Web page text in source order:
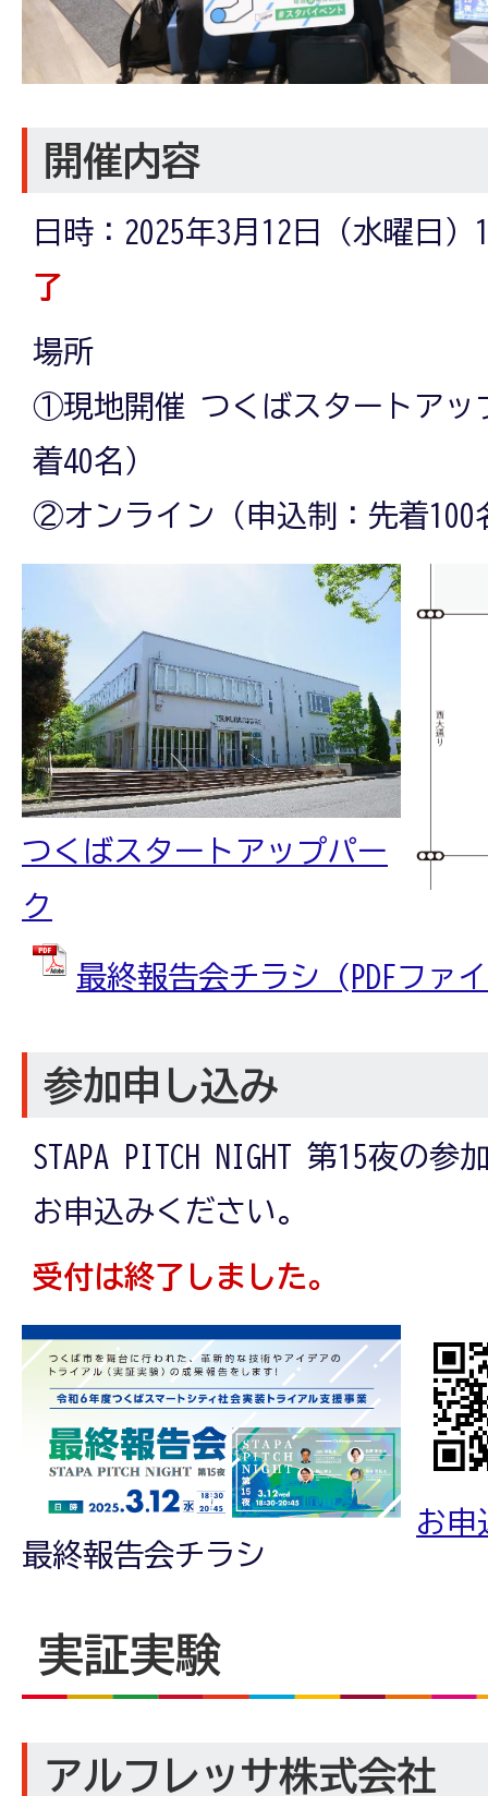
開催内容
日時：2025年3月12日（水曜日
了
場所
①現地開催 つくばスタートアッ
着40名）
②オンライン（申込制：先着100
つくばスタートアップパー
ク
最終報告会チラシ (PDFファ
参加申し込み
STAPA PITCH NIGHT 第15夜の
お申込みください。
受付は終了しました。
最終報告会チラシ
お申
実証実験
アルフレッサ株式会社